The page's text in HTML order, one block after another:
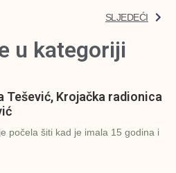
SLJEDEĆI
u kategoriji
Tešević, Krojačka radionica
počela šiti kad je imala 15 godina i